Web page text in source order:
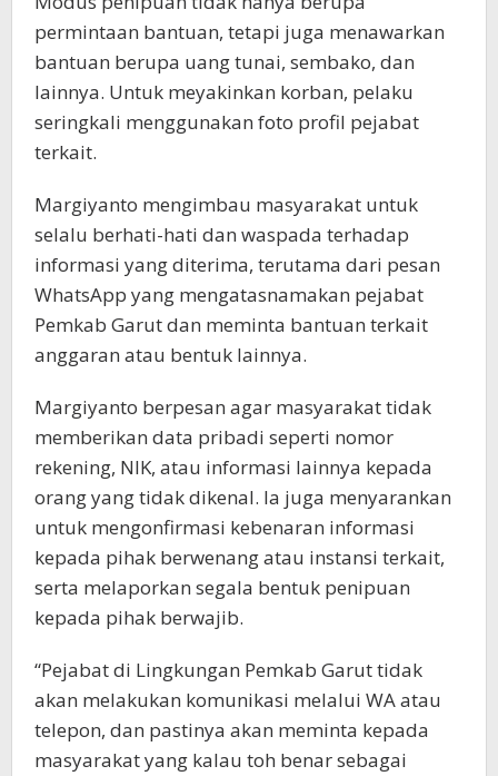
permintaan bantuan, tetapi juga menawarkan
bantuan berupa uang tunai, sembako, dan
lainnya. Untuk meyakinkan korban, pelaku
seringkali menggunakan foto profil pejabat
terkait.
Margiyanto mengimbau masyarakat untuk
selalu berhati-hati dan waspada terhadap
informasi yang diterima, terutama dari pesan
WhatsApp yang mengatasnamakan pejabat
Pemkab Garut dan meminta bantuan terkait
anggaran atau bentuk lainnya.
Margiyanto berpesan agar masyarakat tidak
memberikan data pribadi seperti nomor
rekening, NIK, atau informasi lainnya kepada
orang yang tidak dikenal. Ia juga menyarankan
untuk mengonfirmasi kebenaran informasi
kepada pihak berwenang atau instansi terkait,
serta melaporkan segala bentuk penipuan
kepada pihak berwajib.
“Pejabat di Lingkungan Pemkab Garut tidak
akan melakukan komunikasi melalui WA atau
telepon, dan pastinya akan meminta kepada
masyarakat yang kalau toh benar sebagai